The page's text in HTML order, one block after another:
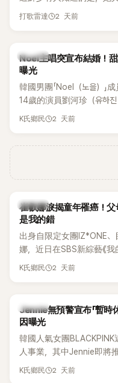
一名不折不扣的學霸。她
打歌雷達 2 天前
K-POP
Noel主唱突宣布結婚！
曝光
韓國男團「Noel（노을）
14歲的演員劉河珍（유하
低調舉辦婚禮，消息一出
K氏鄉民 2 天前
K-POP
崔叡娜淚揭童年罹癌！
是我的錯
出身自限定女團IZ*ONE
娜，近日在SBS新綜藝《我
度談起自己幼年罹患小兒
K氏鄉民 2 天前
K-POP
Jennie無預警宣布「暫時
因曝光
韓國人氣女團
人事業，其中Jennie即將
出中搶先公開新歌，引發
K氏鄉民 2 天前